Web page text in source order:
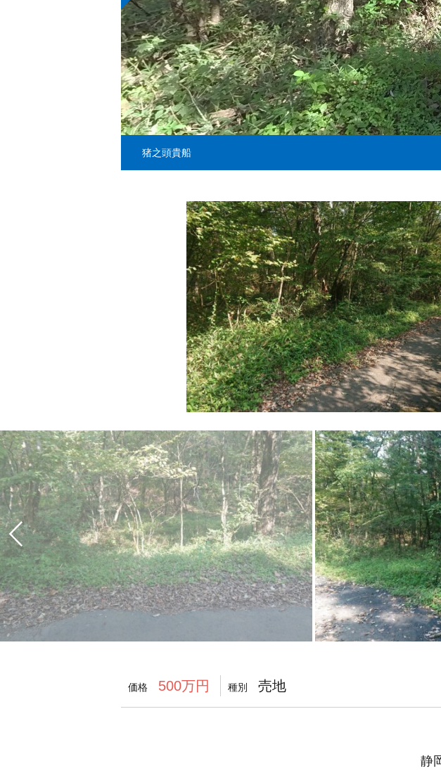
価格 500万円 種別 売地
静